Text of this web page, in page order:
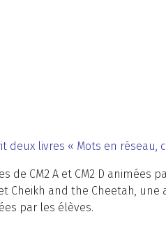
deux livres « Mots en
de CM2 A et CM2 D
Cheikh and the Cheetah,
par les élèves.